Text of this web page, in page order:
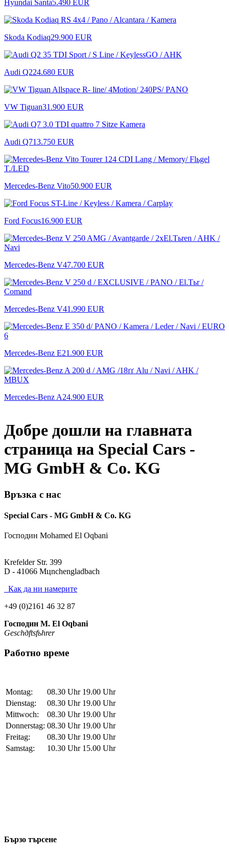
Hyundai Santa5.490 EUR
Skoda Kodiaq29.900 EUR
Audi Q224.680 EUR
VW Tiguan31.900 EUR
Audi Q713.750 EUR
Mercedes-Benz Vito50.900 EUR
Ford Focus16.900 EUR
Mercedes-Benz V47.700 EUR
Mercedes-Benz V41.990 EUR
Mercedes-Benz E21.900 EUR
Mercedes-Benz A24.900 EUR
Добре дошли на главната
страница на Special Cars -
MG GmbH & Co. KG
Връзка с нас
Special Cars - MG GmbH & Co. KG
Господин Mohamed El Oqbani
Krefelder Str. 399
D - 41066 Mцnchengladbach
Как да ни намерите
+49 (0)2161 46 32 87
Господин M. El Oqbani
Geschдftsfьhrer
Работно време
Montag: 08.30 Uhr 19.00 Uhr
Dienstag:
08.30 Uhr 19.00 Uhr
Mittwoch:
08.30 Uhr 19.00 Uhr
Donnerstag: 08.30 Uhr 19.00 Uhr
Freitag:
08.30 Uhr 19.00 Uhr
Samstag:
10.30 Uhr 15.00 Uhr
Бързо търсене